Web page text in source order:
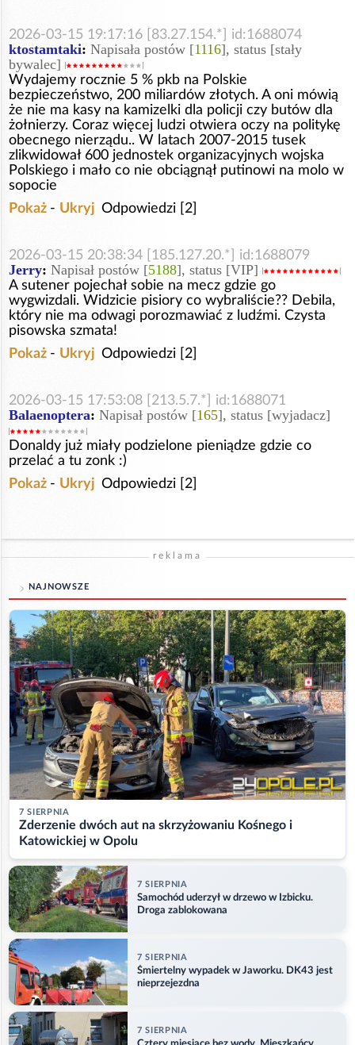
2026-03-15 19:17:16 [83.27.154.*] id:1688074
ktostamtaki: Napisała postów [1116], status [stały
bywalec]
Wydajemy rocznie 5 % pkb na Polskie
bezpieczeństwo, 200 miliardów złotych. A oni mówią
że nie ma kasy na kamizelki dla policji czy butów dla
żołnierzy. Coraz więcej ludzi otwiera oczy na politykę
obecnego nierządu.. W latach 2007-2015 tusek
zlikwidował 600 jednostek organizacyjnych wojska
Polskiego i mało co nie obciągnął putinowi na molo w
sopocie
Pokaż - Ukryj Odpowiedzi [2]
2026-03-15 20:38:34 [185.127.20.*] id:1688079
Jerry: Napisał postów [5188], status [VIP]
A sutener pojechał sobie na mecz gdzie go
wygwizdali. Widzicie pisiory co wybraliście?? Debila,
który nie ma odwagi porozmawiać z ludźmi. Czysta
pisowska szmata!
Pokaż - Ukryj Odpowiedzi [2]
2026-03-15 17:53:08 [213.5.7.*] id:1688071
Balaenoptera: Napisał postów [165], status [wyjadacz]
Donaldy już miały podzielone pieniądze gdzie co
przelać a tu zonk :)
Pokaż - Ukryj Odpowiedzi [2]
reklama
NAJNOWSZE
7 SIERPNIA
Zderzenie dwóch aut na skrzyżowaniu Kośnego i
Katowickiej w Opolu
7 SIERPNIA
Samochód uderzył w drzewo w Izbicku.
Droga zablokowana
7 SIERPNIA
Śmiertelny wypadek w Jaworku. DK43 jest
nieprzejezdna
7 SIERPNIA